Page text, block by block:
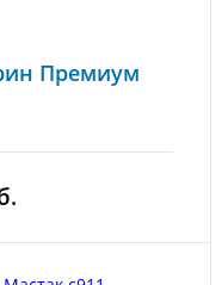
Премиум